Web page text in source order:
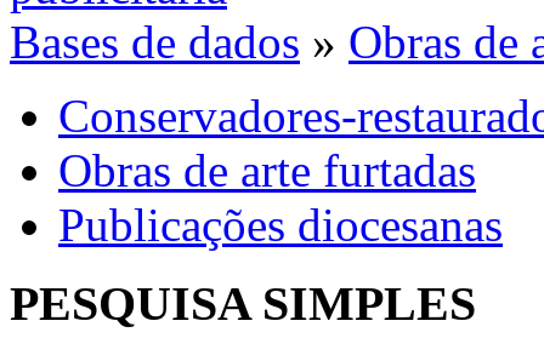
Bases de dados » Obras de
Conservadores-
Obras de arte furtadas
Publicações diocesanas
PESQUISA SIMPLES